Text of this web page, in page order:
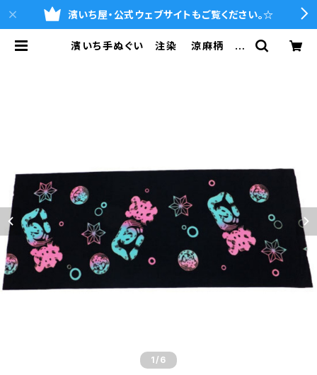
濱いち屋・公式ウェブサイトもご覧ください。☆
濱いち手ぬぐい 注染 涼麻柄 黒
1 /6